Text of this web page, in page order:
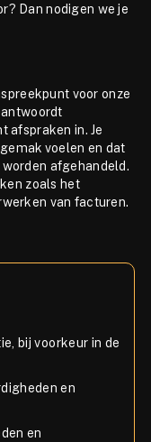
Dan nodigen we je
voor onze
afspraken in. Je
voelen en dat
afgehandeld.
zoals het
van facturen.
bij voorkeur in de
en
en